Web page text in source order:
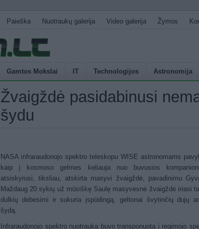
Paieška Nuotraukų galerija Video galerija Žymos
Gamtos Mokslai IT Technologijos Astronomija
Žvaigždė pasidabinusi
šydu
NASA infraraudonojo spektro teleskopu WISE astronomams
kaip į kosmoso gelmes keliauja nuo buvusios
atsiskyrusi, tiksliau, atskirta masyvi žvaigždė, pavadinimu
Maždaug 20 sykių už mūsiškę Saulę masyvesnė žvaigždė iriasi
dulkių debesimi ir sukuria įspūdingą, geltonai švytinčių dujų
šydą.
Infraraudonojo spektro nuotrauka buvo transponuota į regimojo